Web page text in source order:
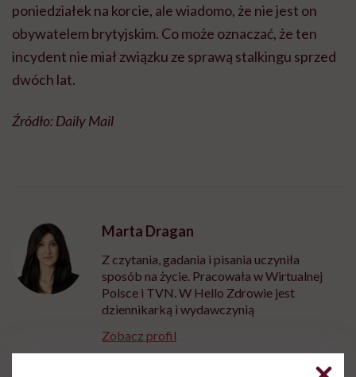
poniedziałek na korcie, ale wiadomo, że nie jest on
obywatelem brytyjskim. Co może oznaczać, że ten
incydent nie miał związku ze sprawą stalkingu sprzed
dwóch lat.
Źródło: Daily Mail
Marta Dragan
Z czytania, gadania i pisania uczyniła
sposób na życie. Pracowała w Wirtualnej
Polsce i TVN. W Hello Zdrowie jest
dziennikarką i wydawczynią
Zobacz profil